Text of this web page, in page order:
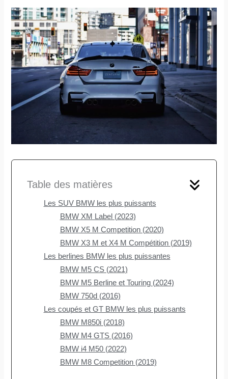
Table des matières
Les SUV BMW les plus puissants
BMW XM Label (2023)
BMW X5 M Competition (2020)
BMW X3 M et X4 M Compétition (2019)
Les berlines BMW les plus puissantes
BMW M5 CS (2021)
BMW M5 Berline et Touring (2024)
BMW 750d (2016)
Les coupés et GT BMW les plus puissants
BMW M850i (2018)
BMW M4 GTS (2016)
BMW i4 M50 (2022)
BMW M8 Competition (2019)